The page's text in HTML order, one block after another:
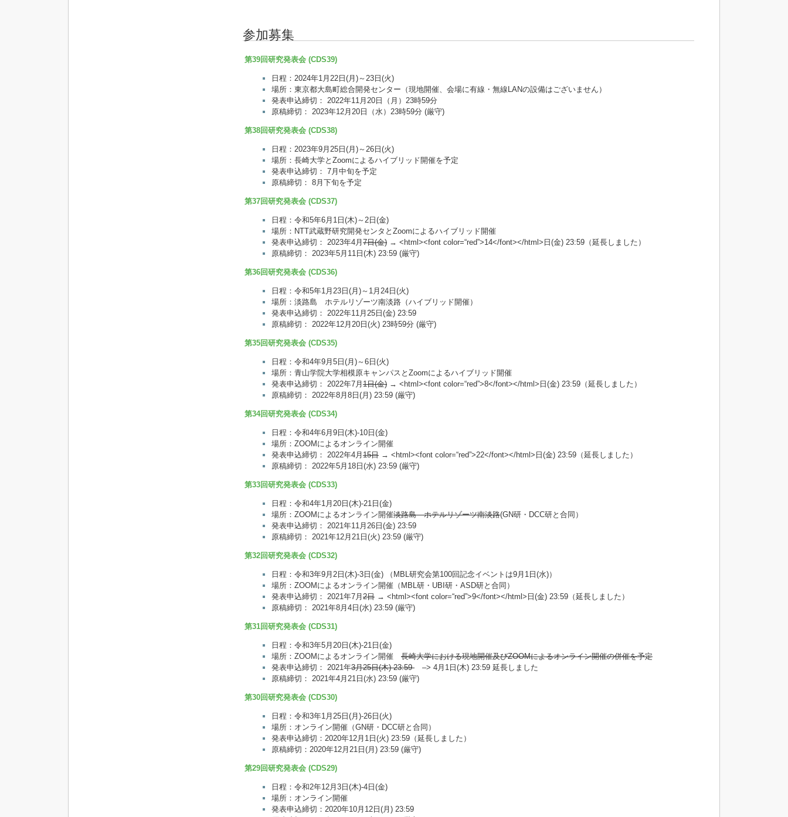
参加募集
第39回研究発表会 (CDS39)
日程：2024年1月22日(月)～23日(火)
場所：東京都大島町総合開発センター（現地開催、会場に有線・無線LANの設備はございません）
発表申込締切： 2022年11月20日（月）23時59分
原稿締切： 2023年12月20日（水）23時59分 (厳守)
第38回研究発表会 (CDS38)
日程：2023年9月25日(月)～26日(火)
場所：長崎大学とZoomによるハイブリッド開催を予定
発表申込締切： 7月中旬を予定
原稿締切： 8月下旬を予定
第37回研究発表会 (CDS37)
日程：令和5年6月1日(木)～2日(金)
場所：NTT武蔵野研究開発センタとZoomによるハイブリッド開催
発表申込締切： 2023年4月 7日(金)→ <html><font color=“red”>14</font></html>日(金) 23:59（延長しました）
原稿締切： 2023年5月11日(木) 23:59 (厳守)
第36回研究発表会 (CDS36)
日程：令和5年1月23日(月)～1月24日(火)
場所：淡路島 ホテルリゾーツ南淡路（ハイブリッド開催）
発表申込締切： 2022年11月25日(金) 23:59
原稿締切： 2022年12月20日(火) 23時59分 (厳守)
第35回研究発表会 (CDS35)
日程：令和4年9月5日(月)～6日(火)
場所：青山学院大学相模原キャンパスとZoomによるハイブリッド開催
発表申込締切： 2022年7月 1日(金)→ <html><font color=“red”>8</font></html>日(金) 23:59（延長しました）
原稿締切： 2022年8月8日(月) 23:59 (厳守)
第34回研究発表会 (CDS34)
日程：令和4年6月9日(木)-10日(金)
場所：ZOOMによるオンライン開催
発表申込締切： 2022年4月 15日→ <html><font color=“red”>22</font></html>日(金) 23:59（延長しました）
原稿締切： 2022年5月18日(水) 23:59 (厳守)
第33回研究発表会 (CDS33)
日程：令和4年1月20日(木)-21日(金)
場所：ZOOMによるオンライン開催淡路島 ホテルリゾーツ南淡路(GN研・DCC研と合同）
発表申込締切： 2021年11月26日(金) 23:59
原稿締切： 2021年12月21日(火) 23:59 (厳守)
第32回研究発表会 (CDS32)
日程：令和3年9月2日(木)-3日(金) （MBL研究会第100回記念イベントは9月1日(水)）
場所：ZOOMによるオンライン開催（MBL研・UBI研・ASD研と合同）
発表申込締切： 2021年7月 2日→ <html><font color=“red”>9</font></html>日(金) 23:59（延長しました）
原稿締切： 2021年8月4日(水) 23:59 (厳守)
第31回研究発表会 (CDS31)
日程：令和3年5月20日(木)-21日(金)
場所：ZOOMによるオンライン開催 長崎大学における現地開催及びZOOMによるオンライン開催の併催を予定
発表申込締切： 2021年3月25日(木) 23:59–> 4月1日(木) 23:59 延長しました
原稿締切： 2021年4月21日(水) 23:59 (厳守)
第30回研究発表会 (CDS30)
日程：令和3年1月25日(月)-26日(火)
場所：オンライン開催（GN研・DCC研と合同）
発表申込締切：2020年12月1日(火) 23:59（延長しました）
原稿締切：2020年12月21日(月) 23:59 (厳守)
第29回研究発表会 (CDS29)
日程：令和2年12月3日(木)-4日(金)
場所：オンライン開催
発表申込締切：2020年10月12日(月) 23:59